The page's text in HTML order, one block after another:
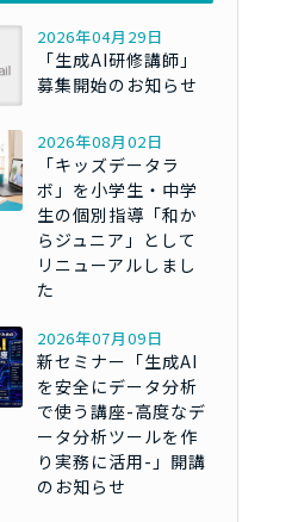
2026年04月29日
「生成AI研修講師」
募集開始のお知らせ
2026年08月02日
「キッズデータラ
ボ」を小学生・中学
生の個別指導「和か
らジュニア」として
リニューアルしまし
た
2026年07月09日
新セミナー「生成AI
を安全にデータ分析
で使う講座-高度なデ
ータ分析ツールを作
り実務に活用-」開講
のお知らせ